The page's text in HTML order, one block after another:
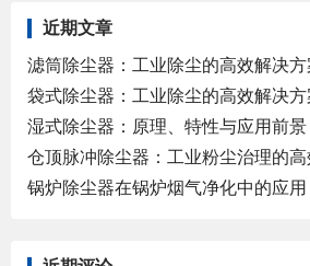
近期文章
滤筒除尘器：工业除尘的高效解决方
袋式除尘器：工业除尘的高效解决方
湿式除尘器：原理、特性与应用前景
仓顶脉冲除尘器：工业粉尘治理的
锅炉除尘器在锅炉烟气净化中的应用